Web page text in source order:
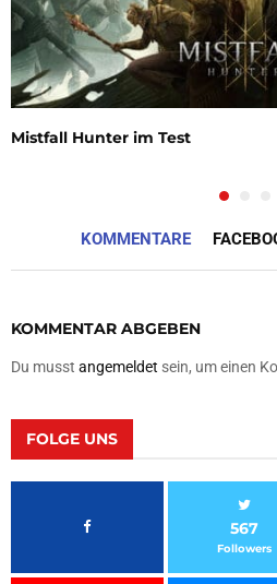
Mistfall Hunter im Test
KOMMENTARE
KOMMENTAR ABGEBEN
Du musst angemeldet sein, um einen
FOLGE UNS
567
Followers